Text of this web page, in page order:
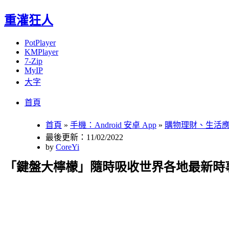
重灌狂人
PotPlayer
KMPlayer
7-Zip
MyIP
大字
首頁
首頁 » 手機：Android 安卓 App » 購物理財、生活
最後更新：11/02/2022
by CoreYi
「鍵盤大檸檬」隨時吸收世界各地最新時